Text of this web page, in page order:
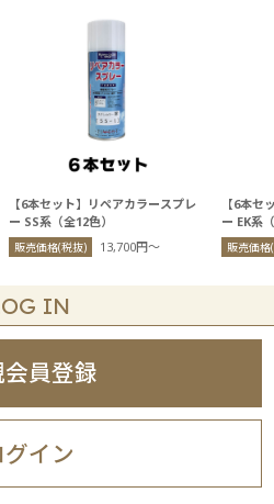
【6本セット】リペアカラースプレ
ー SS系（全12色）
販売価格(税抜) 13,700円〜
【6本セ
ー EK系
販売価格
IN
グイン
員登録